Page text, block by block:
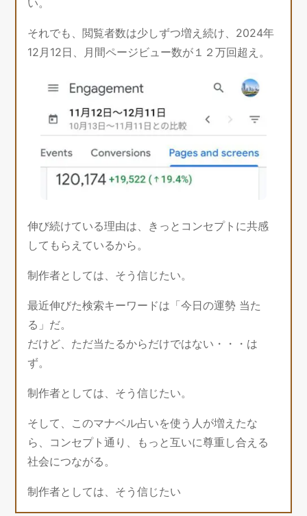
い。
それでも、閲覧者数は少しずつ増え続け、2024年
12月12日、月間ページビュー数が１２万回超え。
伸び続けている理由は、きっとコンセプトに共感
してもらえているから。
制作者としては、そう信じたい。
最近伸びた検索キーワードは「今日の運勢 当た
る」だ。
だけど、ただ当たるからだけではない・・・は
ず。
制作者としては、そう信じたい。
そして、このマナベル占いを使う人が増えたな
ら、コンセプト通り、もっと互いに尊重し合える
社会につながる。
制作者としては、そう信じたい